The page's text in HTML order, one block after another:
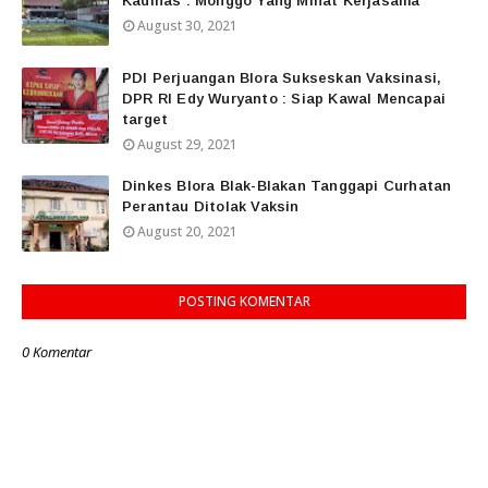
August 30, 2021
PDI Perjuangan Blora Sukseskan Vaksinasi,
DPR RI Edy Wuryanto : Siap Kawal Mencapai
target
August 29, 2021
Dinkes Blora Blak-Blakan Tanggapi Curhatan
Perantau Ditolak Vaksin
August 20, 2021
POSTING KOMENTAR
0 Komentar